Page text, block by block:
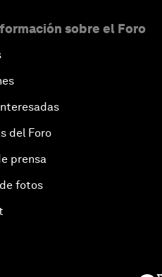
sobre el Foro
del Foro
prensa
fotos